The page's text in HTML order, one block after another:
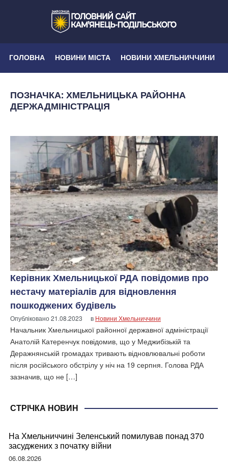
ГОЛОВНА НОВИНИ МІСТА НОВИНИ ХМЕЛЬНИЧЧИНИ
ПОЗНАЧКА: ХМЕЛЬНИЦЬКА РАЙОННА
ДЕРЖАДМІНІСТРАЦІЯ
Керівник Хмельницької РДА повідомив про
нестачу матеріалів для відновлення
пошкоджених будівель
Опубліковано21.08.2023 в Новини Хмельниччини
Начальник Хмельницької районної державної адміністрації
Анатолій Катеренчук повідомив, що у Меджибізькій та
Деражнянській громадах тривають відновлювальні роботи
після російського обстрілу у ніч на 19 серпня. Голова РДА
зазначив, що не […]
СТРІЧКА НОВИН
На Хмельниччині Зеленський помилував понад 370
засуджених з початку війни
06.08.2026